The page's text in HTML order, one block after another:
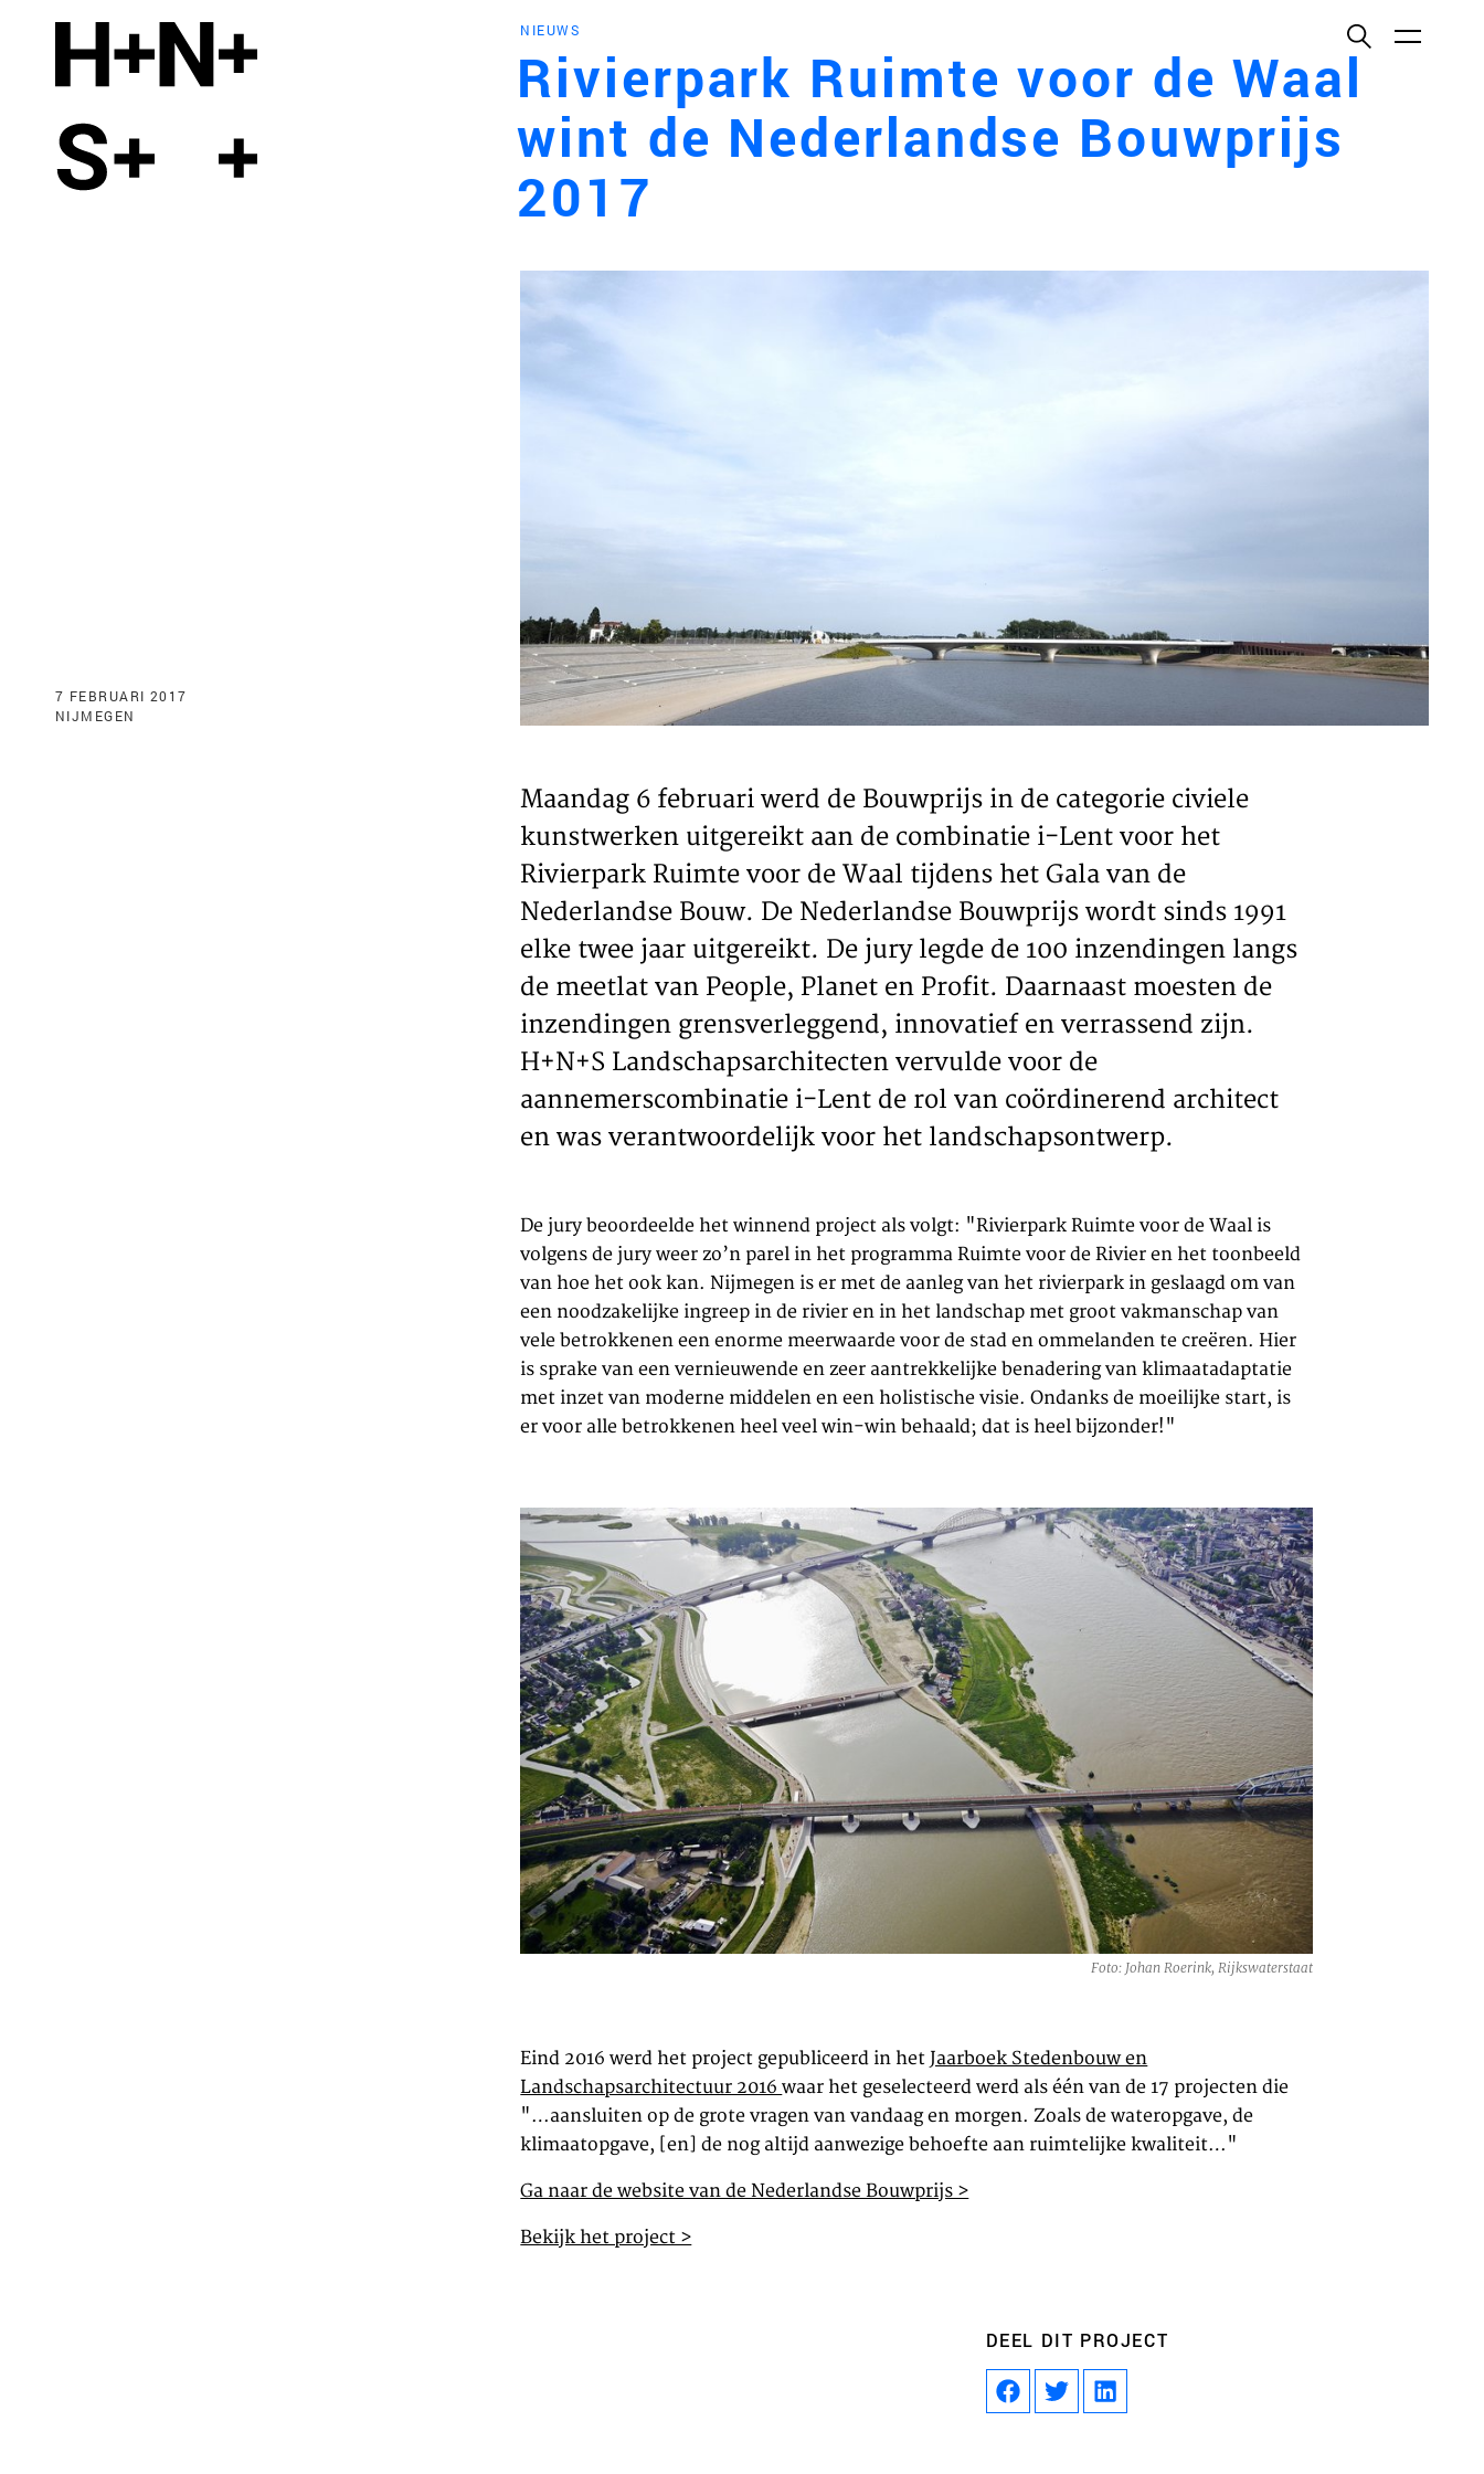
HOME
WERKVELDEN
VISIE
TEAM
CONTACT
NIEUWS
Rivierpark Ruimte voor de Waal
wint de Nederlandse Bouwprijs
2017
7 FEBRUARI 2017
NIJMEGEN
Maandag 6 februari werd de Bouwprijs in de categorie civiele
kunstwerken uitgereikt aan de combinatie i-Lent voor het
Rivierpark Ruimte voor de Waal tijdens het Gala van de
Nederlandse Bouw. De Nederlandse Bouwprijs wordt sinds 1991
elke twee jaar uitgereikt. De jury legde de 100 inzendingen langs
de meetlat van People, Planet en Profit. Daarnaast moesten de
inzendingen grensverleggend, innovatief en verrassend zijn.
H+N+S Landschapsarchitecten vervulde voor de
aannemerscombinatie i-Lent de rol van coördinerend architect
en was verantwoordelijk voor het landschapsontwerp.
De jury beoordeelde het winnend project als volgt: "Rivierpark Ruimte voor de Waal is
volgens de jury weer zo’n parel in het programma Ruimte voor de Rivier en het toonbeeld
van hoe het ook kan. Nijmegen is er met de aanleg van het rivierpark in geslaagd om van
een noodzakelijke ingreep in de rivier en in het landschap met groot vakmanschap van
vele betrokkenen een enorme meerwaarde voor de stad en ommelanden te creëren. Hier
is sprake van een vernieuwende en zeer aantrekkelijke benadering van klimaatadaptatie
met inzet van moderne middelen en een holistische visie. Ondanks de moeilijke start, is
er voor alle betrokkenen heel veel win-win behaald; dat is heel bijzonder!"
Foto: Johan Roerink, Rijkswaterstaat
Eind 2016 werd het project gepubliceerd in het Jaarboek Stedenbouw en
Landschapsarchitectuur 2016waar het geselecteerd werd als één van de 17 projecten die
"…aansluiten op de grote vragen van vandaag en morgen. Zoals de wateropgave, de
klimaatopgave, [en] de nog altijd aanwezige behoefte aan ruimtelijke kwaliteit…"
Ga naar de website van de Nederlandse Bouwprijs >
Bekijk het project >
DEEL DIT PROJECT
een deel van de functionaliteit van de website worden